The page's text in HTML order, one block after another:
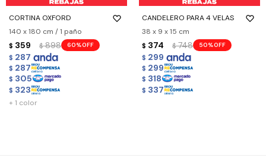
CORTINA OXFORD
140 x 180 cm / 1 paño
$ 359 $ 898 60
$ 287
$ 287
$ 305
$ 323
+ 1 color
CANDELERO PARA 4 VELAS
38 x 9 x 15 cm
$ 374 $ 748 50
$ 299
$ 299
$ 318
$ 337